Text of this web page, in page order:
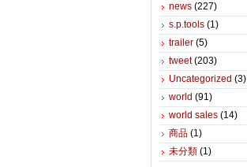
news (227)
s.p.tools (1)
trailer (5)
tweet(203)
Uncategorized (3)
world (91)
world sales (14)
商品 (1)
未分類 (1)